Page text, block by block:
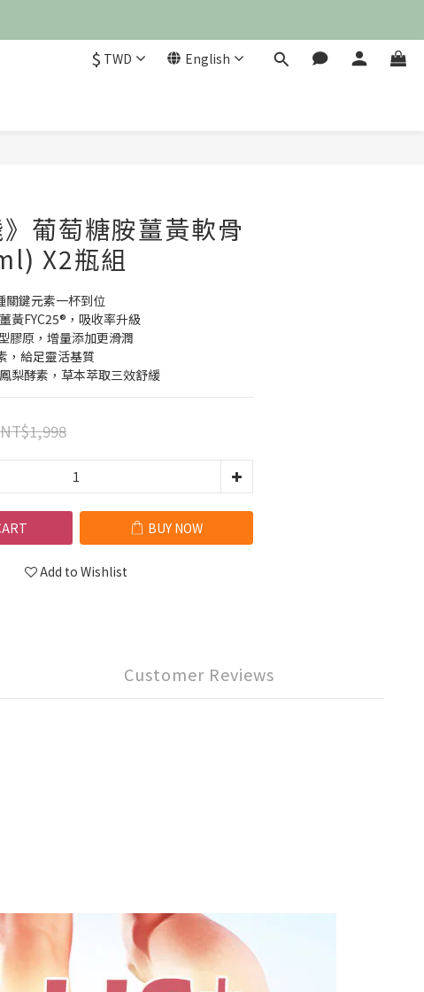
$ TWD English
》葡萄糖胺薑黃軟骨
X2瓶組
關鍵元素一杯到位
黃FYC25®，吸收率升級
膠原，增量添加更滑潤
，給足靈活基質
梨酵素，草本萃取三效舒緩
NT$1,998
BUY NOW
Add to Wishlist
Customer Reviews